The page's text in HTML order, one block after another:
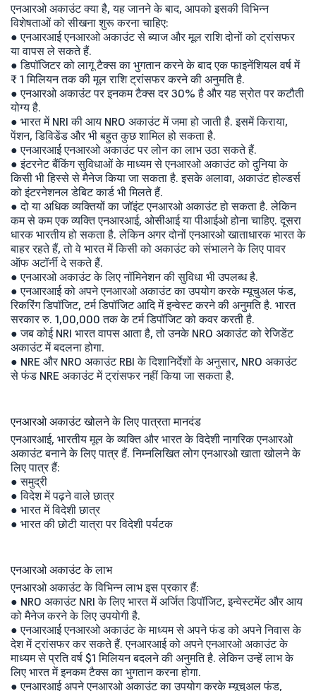
एनआरओ अकाउंट क्या है, यह जानने के बाद, आपको इसकी विभिन्न
विशेषताओं को सीखना शुरू करना चाहिए:
● एनआरआई एनआरओ अकाउंट से ब्याज और मूल राशि दोनों को ट्रांसफर
या वापस ले सकते हैं.
● डिपॉजिटर को लागू टैक्स का भुगतान करने के बाद एक फाइनेंशियल वर्ष में
₹ 1 मिलियन तक की मूल राशि ट्रांसफर करने की अनुमति है.
● एनआरओ अकाउंट पर इनकम टैक्स दर 30% है और यह स्रोत पर कटौती
योग्य है.
● भारत में NRI की आय NRO अकाउंट में जमा हो जाती है. इसमें किराया,
पेंशन, डिविडेंड और भी बहुत कुछ शामिल हो सकता है.
● एनआरआई एनआरओ अकाउंट पर लोन का लाभ उठा सकते हैं.
● इंटरनेट बैंकिंग सुविधाओं के माध्यम से एनआरओ अकाउंट को दुनिया के
किसी भी हिस्से से मैनेज किया जा सकता है. इसके अलावा, अकाउंट होल्डर्स
को इंटरनेशनल डेबिट कार्ड भी मिलते हैं.
● दो या अधिक व्यक्तियों का जॉइंट एनआरओ अकाउंट हो सकता है. लेकिन
कम से कम एक व्यक्ति एनआरआई, ओसीआई या पीआईओ होना चाहिए. दूसरा
धारक भारतीय हो सकता है. लेकिन अगर दोनों एनआरओ खाताधारक भारत के
बाहर रहते हैं, तो वे भारत में किसी को अकाउंट को संभालने के लिए पावर
ऑफ अटॉर्नी दे सकते हैं.
● एनआरओ अकाउंट के लिए नॉमिनेशन की सुविधा भी उपलब्ध है.
● एनआरआई को अपने एनआरओ अकाउंट का उपयोग करके म्यूचुअल फंड,
रिकरिंग डिपॉजिट, टर्म डिपॉजिट आदि में इन्वेस्ट करने की अनुमति है. भारत
सरकार रु. 1,00,000 तक के टर्म डिपॉजिट को कवर करती है.
● जब कोई NRI भारत वापस आता है, तो उनके NRO अकाउंट को रेजिडेंट
अकाउंट में बदलना होगा.
● NRE और NRO अकाउंट RBI के दिशानिर्देशों के अनुसार, NRO अकाउंट
से फंड NRE अकाउंट में ट्रांसफर नहीं किया जा सकता है.
एनआरओ अकाउंट खोलने के लिए पात्रता मानदंड
एनआरआई, भारतीय मूल के व्यक्ति और भारत के विदेशी नागरिक एनआरओ
अकाउंट बनाने के लिए पात्र हैं. निम्नलिखित लोग एनआरओ खाता खोलने के
लिए पात्र हैं:
● समुद्री
● विदेश में पढ़ने वाले छात्र
● भारत में विदेशी छात्र
● भारत की छोटी यात्रा पर विदेशी पर्यटक
एनआरओ अकाउंट के लाभ
एनआरओ अकाउंट के विभिन्न लाभ इस प्रकार हैं:
● NRO अकाउंट NRI के लिए भारत में अर्जित डिपॉजिट, इन्वेस्टमेंट और आय
को मैनेज करने के लिए उपयोगी है.
● एनआरआई एनआरओ अकाउंट के माध्यम से अपने फंड को अपने निवास के
देश में ट्रांसफर कर सकते हैं. एनआरआई को अपने एनआरओ अकाउंट के
माध्यम से प्रति वर्ष $1 मिलियन बदलने की अनुमति है. लेकिन उन्हें लाभ के
लिए भारत में इनकम टैक्स का भुगतान करना होगा.
● एनआरआई अपने एनआरओ अकाउंट का उपयोग करके म्यूचुअल फंड,